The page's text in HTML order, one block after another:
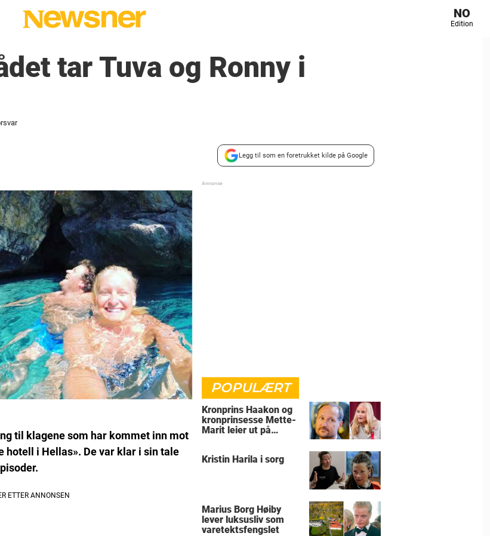
NO
Edition
tar Tuva og Ronny i
Legg til som en foretrukket kilde på Google
til klagene som har kommet inn mot
hotell i Hellas». De var klar i sin tale
POPULÆRT
Kronprins Haakon og
kronprinsesse Mette-
Marit leier ut på
Kristin Harila i sorg
Marius Borg Høiby
lever luksusliv som
varetektsfengslet